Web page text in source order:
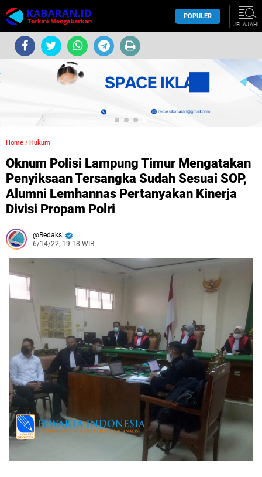
POPULER
JELAJAHI
Home / Hukum
Oknum Polisi Lampung Timur Mengatakan
Penyiksaan Tersangka Sudah Sesuai SOP,
Alumni Lemhannas Pertanyakan Kinerja
Divisi Propam Polri
Redaksi
6/14/22, 19:18 WIB